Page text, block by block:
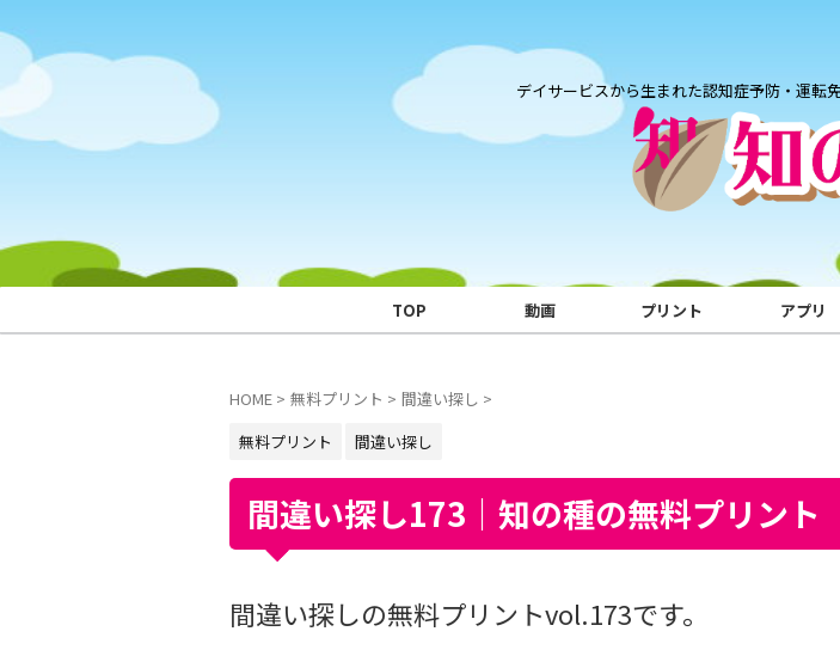
デイサービスから生まれた認知症予防・運転
TOP 動画 プリント アプリ
HOME > 無料プリント > 間違い探し >
無料プリント
間違い探し
間違い探し173｜知の種の無料プリント
間違い探しの無料プリントvol.173です。